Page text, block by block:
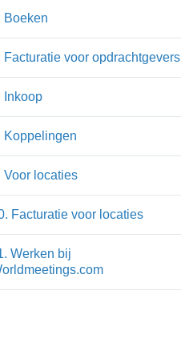
Boeken
Facturatie voor opdrachtgevers
Inkoop
Koppelingen
Voor locaties
Facturatie voor locaties
Werken bij